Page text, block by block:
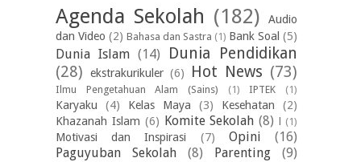
Agenda Sekolah (182)
Audio
dan Video (2) Bahasa dan Sastra (1) Bank Soal (5)
Dunia Islam (14)
Dunia Pendidikan
(28)
ekstrakurikuler (6) Hot News (73)
Ilmu Pengetahuan Alam (Sains) (1) IPTEK (1)
Karyaku (4) Kelas Maya (3) Kesehatan
(2)
Khazanah Islam (6) Komite Sekolah (8) (1)
Motivasi dan Inspirasi (7) Opini
(16)
Paguyuban Sekolah
(8) Parenting (9)